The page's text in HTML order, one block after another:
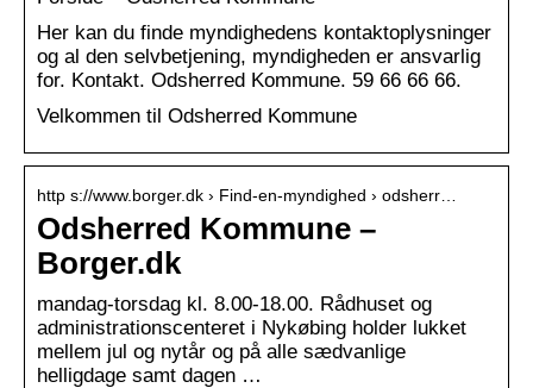
​Her kan du finde myndighedens kontaktoplysninger
og al den selvbetjening, myndigheden er ansvarlig
for. Kontakt. Odsherred Kommune. 59 66 66 66.
Velkommen til Odsherred Kommune
http s://www.borger.dk › Find-en-myndighed › odsherr…
Odsherred Kommune –
Borger.dk
mandag-torsdag kl. 8.00-18.00. Rådhuset og
administrationscenteret i Nykøbing holder lukket
mellem jul og nytår og på alle sædvanlige
helligdage samt dagen …